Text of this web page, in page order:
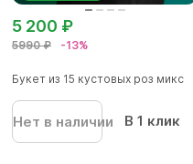
5990 ₽ -13%
5 200 ₽
Букет из 15 кустовых роз микс
Нет в наличии В 1 клик